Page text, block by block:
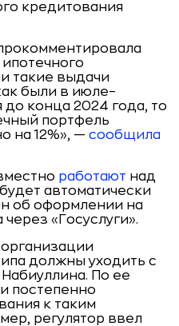
кредитования
такие выдачи
были в июле–
до конца 2024 года, то
портфель
на 12%», — сообщила
работают над
автоматически
об оформлении на
«Госуслуги».
должны уходить с
Набиуллина. По ее
постепенно
к таким
регулятор ввел